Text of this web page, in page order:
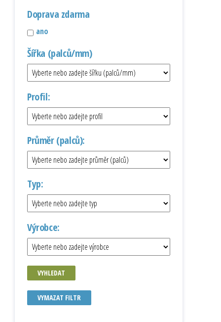
Doprava zdarma
ano
Šířka (palců/mm)
Profil:
Průměr (palců):
Typ:
Výrobce:
VYHLEDAT
VYMAZAT FILTR